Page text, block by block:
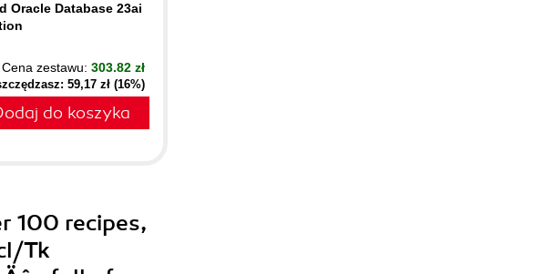
Oracle Database 23ai
Cena zestawu: 303.82 zł
59,17 zł (16%)
do koszyka
100 recipes,
Tk